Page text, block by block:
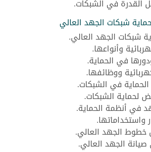
القدرة في الشبكات.
شبكات الجهد العالي
شبكات الجهد العالي.
وأنواعها.
في الحماية.
ووظائفها.
في الشبكات.
لحماية الشبكات.
في أنظمة الحماية.
واستخداماتها.
خطوط الجهد العالي.
الجهد العالي.